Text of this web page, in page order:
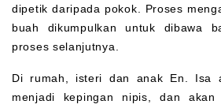
dipetik daripada pokok. Proses
buah dikumpulkan untuk dibawa
proses selanjutnya.
Di rumah, isteri dan anak En. Isa
menjadi kepingan nipis, dan